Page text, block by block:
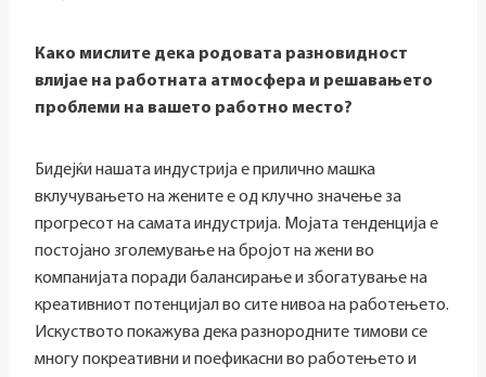
Како мислите дека родовата разновидност
влијае на работната атмосфера и решавањето
проблеми на вашето работно место?
Бидејќи нашата индустрија е прилично машка
вклучувањето на жените е од клучно значење за
прогресот на самата индустрија. Мојата тенденција е
постојано зголемување на бројот на жени во
компанијата поради балансирање и збогатување на
креативниот потенцијал во сите нивоа на работењето.
Искуството покажува дека разнородните тимови се
многу покреативни и поефикасни во работењето и